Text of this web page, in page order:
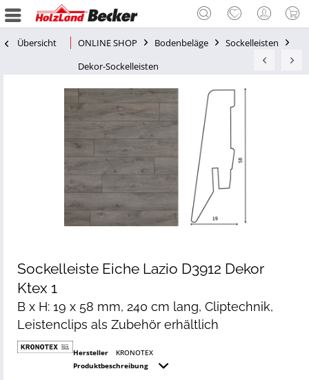
Übersicht ONLINE SHOP Bodenbeläge
Sockelleisten
Dekor-Sockelleisten
Sockelleiste Eiche Lazio D3912 Dekor
Ktex 1
B x H: 19 x 58 mm, 240 cm lang, Cliptechnik,
Leistenclips als Zubehör erhältlich
Hersteller
KRONOTEX
Produktbeschreibung